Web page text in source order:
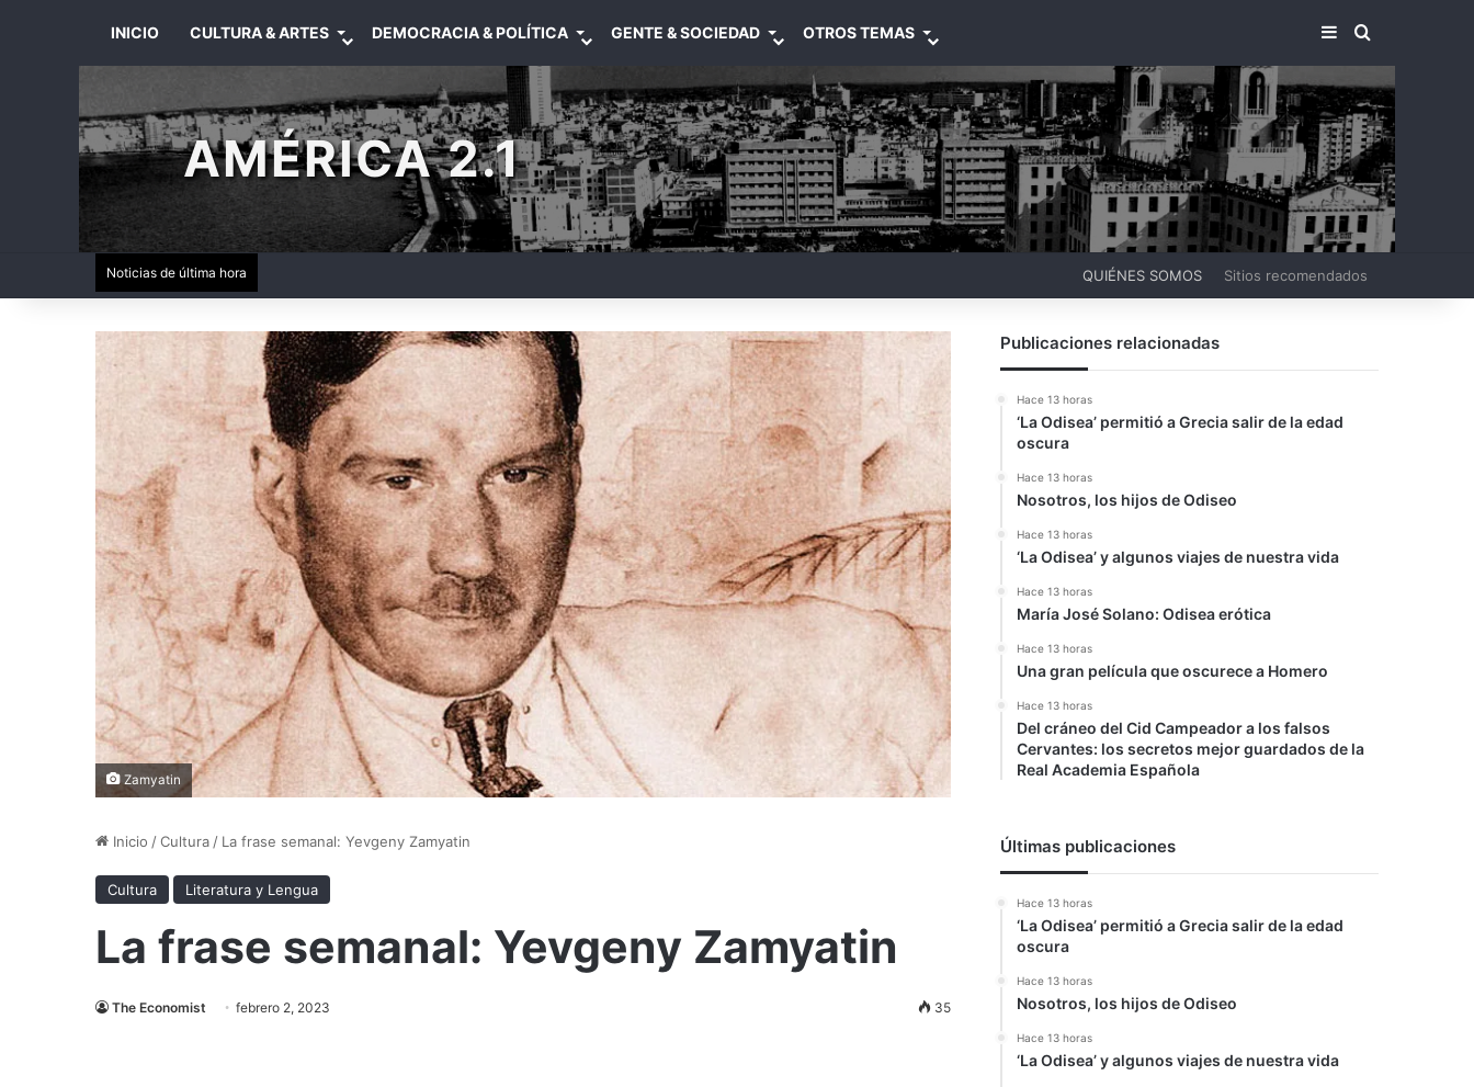
INICIO CULTURA & ARTES DEMOCRACIA & POLÍTICA GENTE & SOCIEDAD OTROS TEMAS BARRA LATERAL
BUSCAR
AMÉRICA 2.1
Noticias de última hora QUIÉNES SOMOS Sitios recomendados
Zamyatin
Inicio /Cultura / La frase semanal: Yevgeny Zamyatin
Cultura Literatura y Lengua
La frase semanal: Yevgeny Zamyatin
The Economist febrero 2, 2023 35
Publicaciones relacionadas
Hace 13 horas
‘La Odisea’ permitió a Grecia salir de la edad
oscura
Hace 13 horas
Nosotros, los hijos de Odiseo
Hace 13 horas
‘La Odisea’ y algunos viajes de nuestra vida
Hace 13 horas
María José Solano: Odisea erótica
Hace 13 horas
Una gran película que oscurece a Homero
Hace 13 horas
Del cráneo del Cid Campeador a los falsos
Cervantes: los secretos mejor guardados de la
Real Academia Española
Últimas publicaciones
Hace 13 horas
‘La Odisea’ permitió a Grecia salir de la edad
oscura
Hace 13 horas
Nosotros, los hijos de Odiseo
Hace 13 horas
‘La Odisea’ y algunos viajes de nuestra vida